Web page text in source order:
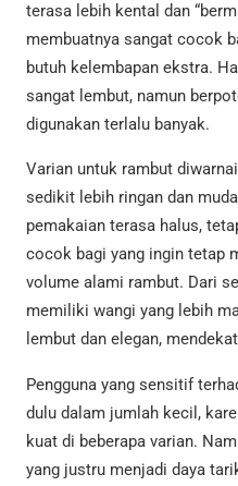
terasa lebih kental dan
membuatnya sangat cocok
butuh kelembapan ekstra.
sangat lembut, namun
digunakan terlalu banyak.
Varian untuk rambut
sedikit lebih ringan dan
pemakaian terasa halus,
cocok bagi yang ingin tetap
volume alami rambut. Dari
memiliki wangi yang lebih
lembut dan elegan,
Pengguna yang sensitif
dulu dalam jumlah kecil,
kuat di beberapa varian.
yang justru menjadi daya